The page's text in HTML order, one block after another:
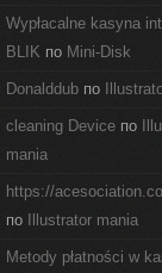
Wypłacalne kasyna
BLIK по Mini-Disk
Donalddub по
cleaning Device по
mania
https://
по
Illustrator mania
Metody płatności w